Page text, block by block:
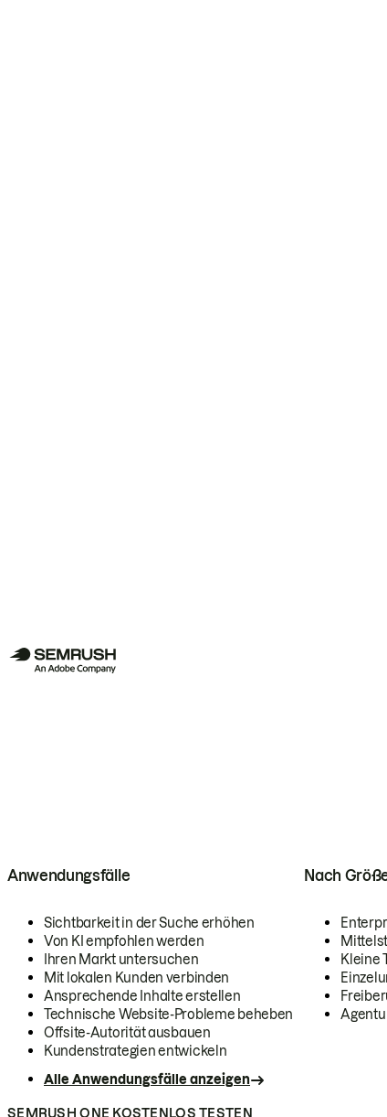
Anwendungsfälle
Sichtbarkeit in der Suche erhöhen
Von KI empfohlen werden
Ihren Markt untersuchen
Mit lokalen Kunden verbinden
Ansprechende Inhalte erstellen
Technische Website-Probleme beheben
Offsite-Autorität ausbauen
Kundenstrategien entwickeln
Alle Anwendungsfälle anzeigen
Nach
Kleine
SEMRUSH ONE KOSTENLOS TESTEN